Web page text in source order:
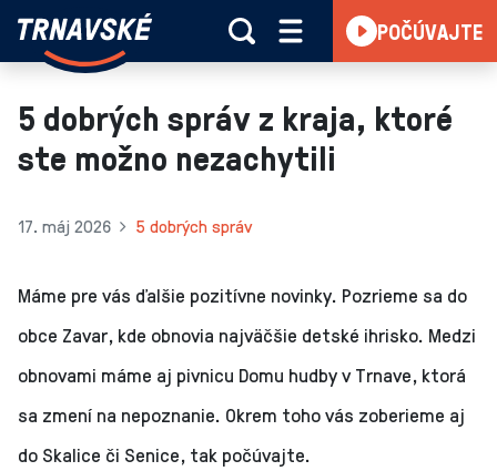
Skočiť na obsah
Trnavské
čo
sa
kraji
POČÚVAJTE
5 dobrých správ z kraja, ktoré
ste možno nezachytili
17. máj 2026 5 dobrých správ
Máme pre vás ďalšie pozitívne novinky. Pozrieme sa do
obce Zavar, kde obnovia najväčšie detské ihrisko. Medzi
obnovami máme aj pivnicu Domu hudby v Trnave, ktorá
sa zmení na nepoznanie. Okrem toho vás zoberieme aj
do Skalice či Senice, tak počúvajte.